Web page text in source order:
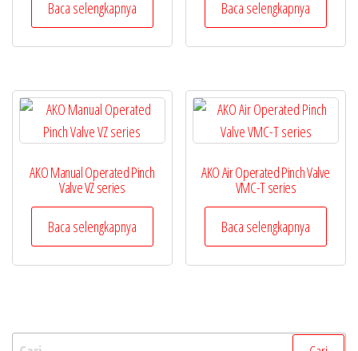
Baca selengkapnya Baca selengkapnya
AKO Manual Operated Pinch
Valve VZ series
Baca selengkapnya
AKO Air Operated Pinch Valve
VMC-T series
Baca selengkapnya
Cari